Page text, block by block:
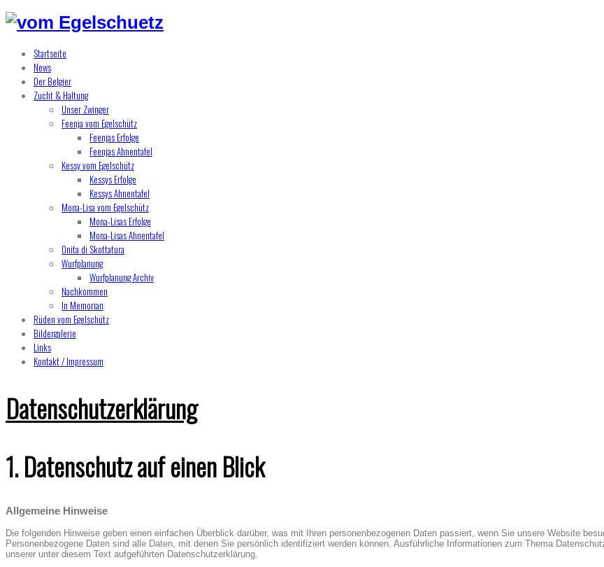
Startseite
News
Der Belgier
Zucht & Haltung
Unser Zwinger
Feenja vom Egelschütz
Feenjas Erfolge
Feenjas Ahnentafel
Kessy vom Egelschütz
Kessys Erfolge
Kessys Ahnentafel
Mona-Lisa vom Egelschütz
Mona-Lisas Erfolge
Mona-Lisas Ahnentafel
Onita di Skottatura
Wurfplanung
Wurfplanung Archiv
Nachkommen
In Memorian
Rüden vom Egelschütz
Bildergalerie
Links
Kontakt / Impressum
Datenschutzerklärung
1. Datenschutz auf einen Blick
Allgemeine Hinweise
Die folgenden Hinweise geben einen einfachen Überblick darüber, was mit Ihren personenbezogenen Daten passiert, wenn Sie unsere Website
Personenbezogene Daten sind alle Daten, mit denen Sie persönlich identifiziert werden können. Ausführliche Informationen zum Thema
unserer unter diesem Text aufgeführten Datenschutzerklärung.